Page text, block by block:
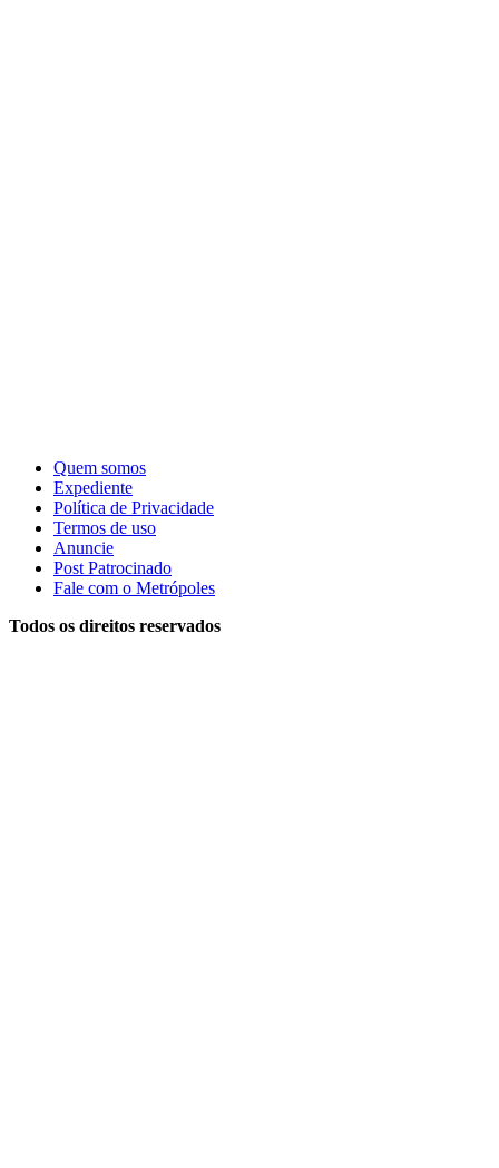
Quem somos
Expediente
Política de Privacidade
Termos de uso
Anuncie
Post Patrocinado
Fale com o Metrópoles
Todos os direitos reservados